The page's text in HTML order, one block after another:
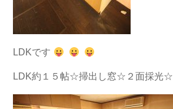
LDKです
LDK約１５帖☆掃出し窓☆２面採光☆